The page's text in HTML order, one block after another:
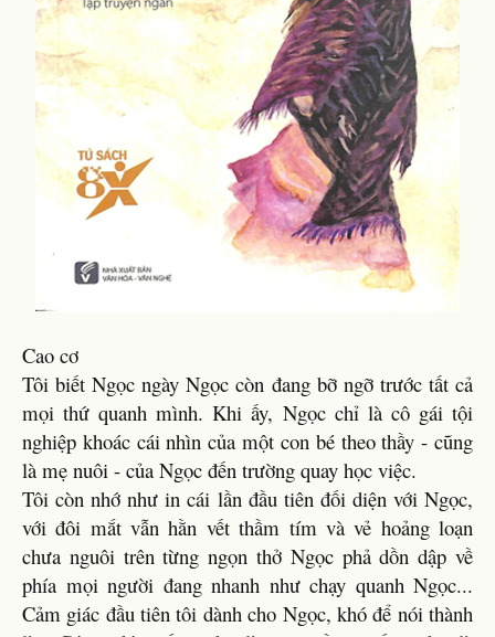
Cao cơ
Tôi biết Ngọc ngày Ngọc còn đang bỡ ngỡ trước tất cả
mọi thứ quanh mình. Khi ấy, Ngọc chỉ là cô gái tội
nghiệp khoác cái nhìn của một con bé theo thầy - cũng
là mẹ nuôi - của Ngọc đến trường quay học việc.
Tôi còn nhớ như in cái lần đầu tiên đối diện với Ngọc,
với đôi mắt vẫn hằn vết thầm tím và vẻ hoảng loạn
chưa nguôi trên từng ngọn thở Ngọc phả dồn dập về
phía mọi người đang nhanh như chạy quanh Ngọc...
Cảm giác đầu tiên tôi dành cho Ngọc, khó để nói thành